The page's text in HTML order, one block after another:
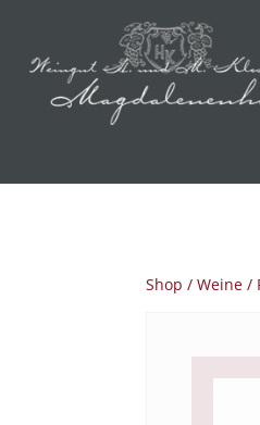
Shop /Weine /